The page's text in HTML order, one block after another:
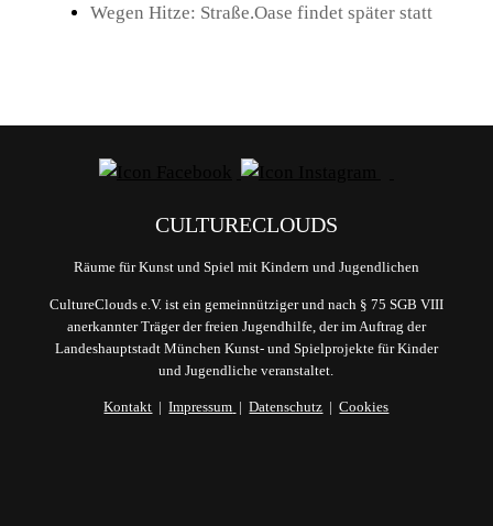
Wegen Hitze: Straße.Oase findet später statt
CULTURECLOUDS
Räume für Kunst und Spiel mit Kindern und Jugendlichen
CultureClouds e.V. ist ein gemeinnütziger und nach § 75 SGB VIII
anerkannter Träger der freien Jugendhilfe, der im Auftrag der
Landeshauptstadt München Kunst- und Spielprojekte für Kinder
und Jugendliche veranstaltet.
Kontakt |Impressum |Datenschutz |Cookies